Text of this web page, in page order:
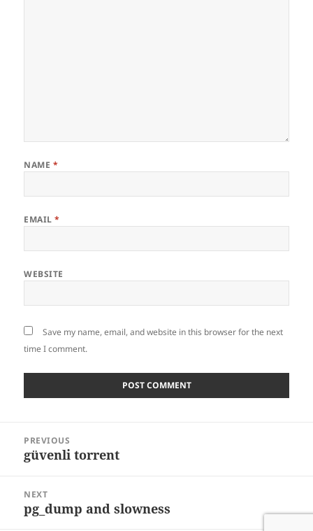
NAME *
EMAIL*
WEBSITE
Save my name, email, and website in this browser for the next
time I comment.
navigation
PREVIOUS
Previous
güvenli torrent
NEXT
Next
pg_dump and slowness